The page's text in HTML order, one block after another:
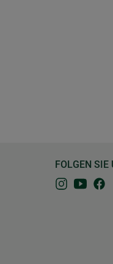
FOLGEN SIE